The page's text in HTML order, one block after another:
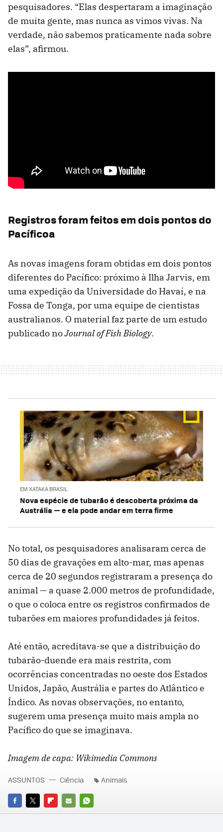
pesquisadores. “Elas despertaram a imaginação
de muita gente, mas nunca as vimos vivas. Na
verdade, não sabemos praticamente nada sobre
elas”, afirmou.
Registros foram feitos em dois pontos do
Pacíficoa
As novas imagens foram obtidas em dois pontos
diferentes do Pacífico: próximo à Ilha Jarvis, em
uma expedição da Universidade do Havaí, e na
Fossa de Tonga, por uma equipe de cientistas
australianos. O material faz parte de um estudo
publicado noJournal of Fish Biology.
EM XATAKA BRASIL
Nova espécie de tubarão é descoberta próxima da
Austrália — e ela pode andar em terra firme
No total, os pesquisadores analisaram cerca de
50 dias de gravações em alto-mar, mas apenas
cerca de 20 segundos registraram a presença do
animal — a quase 2.000 metros de profundidade,
o que o coloca entre os registros confirmados de
tubarões em maiores profundidades já feitos.
Até então, acreditava-se que a distribuição do
tubarão-duende era mais restrita, com
ocorrências concentradas no oeste dos Estados
Unidos, Japão, Austrália e partes do Atlântico e
Índico. As novas observações, no entanto,
sugerem uma presença muito mais ampla no
Pacífico do que se imaginava.
Imagem de capa: Wikimedia Commons
FACEBOOK
TWITTERFLIPBOARD
E-
WHATSAPP
ASSUNTOS Ciência Animais